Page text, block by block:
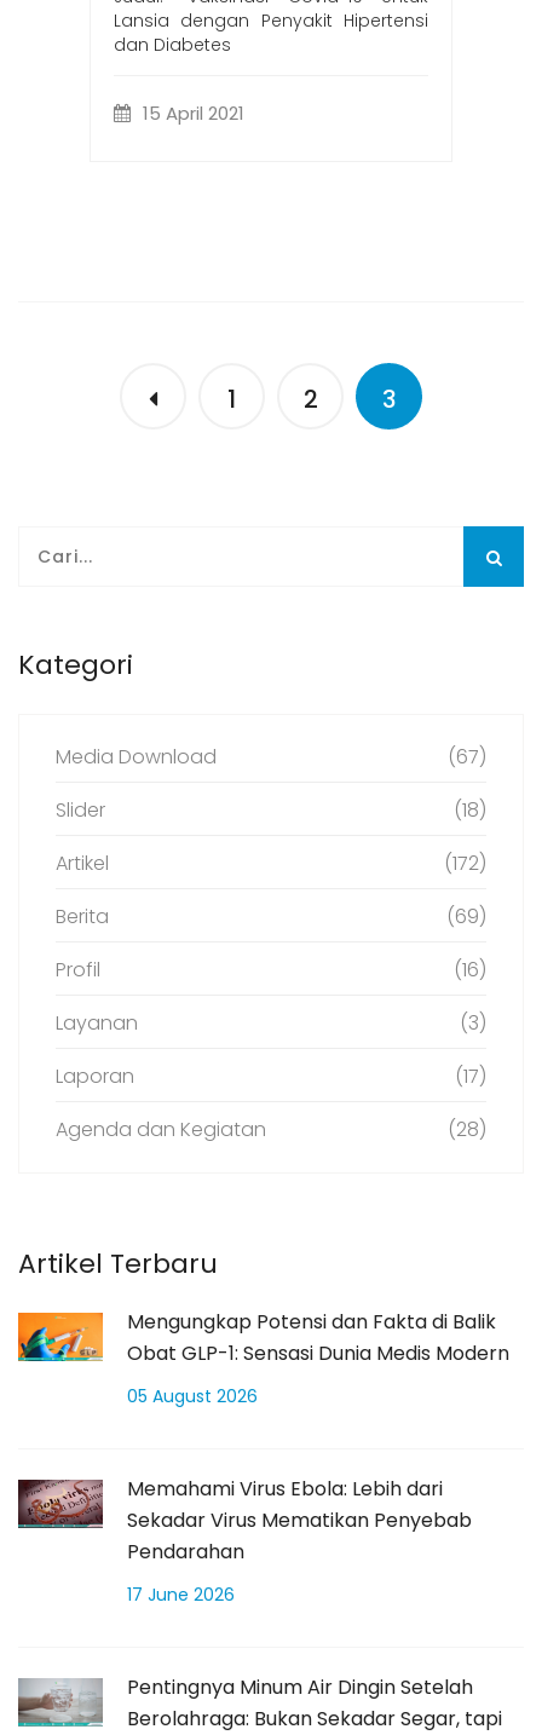
Lansia dengan Penyakit Hipertensi
dan Diabetes
15 April 2021
1 2 3
Kategori
Media Download
(67)
Slider
(18)
Artikel
(172)
Berita
(69)
Profil
(16)
Layanan
(3)
Laporan
(17)
Agenda dan Kegiatan
(28)
Artikel Terbaru
Mengungkap Potensi dan Fakta di Balik
Obat GLP-1: Sensasi Dunia Medis Modern
05 August 2026
Memahami Virus Ebola: Lebih dari
Sekadar Virus Mematikan Penyebab
Pendarahan
17 June 2026
Pentingnya Minum Air Dingin Setelah
Berolahraga: Bukan Sekadar Segar, tapi